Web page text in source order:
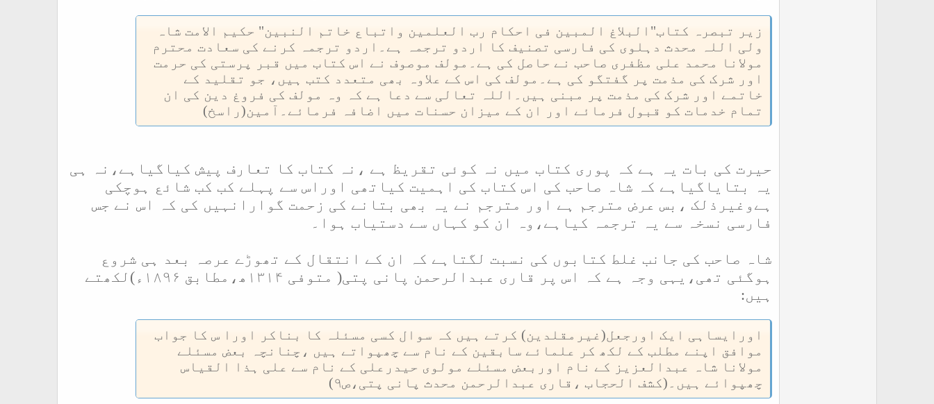
زیر تبصرہ کتاب"البلاغ المبین فی احکام رب العلمین واتباع خاتم النبین" حکیم الامت شاہ
ولی اللہ محدث دہلوی کی فارسی تصنیف کا اردو ترجمہ ہے۔اردو ترجمہ کرنے کی سعادت محترم
مولانا محمد علی مظفری صاحب نے حاصل کی ہے۔مولف موصوف نے اس کتاب میں قبر پرستی کی حرمت
اور شرک کی مذمت پر گفتگو کی ہے۔مولف کی اس کے علاوہ بھی متعدد کتب ہیں، جو تقلید کے
خاتمے اور شرک کی مذمت پر مبنی ہیں۔اللہ تعالی سے دعا ہے کہ وہ مولف کی فروغ دین کی ان
تمام خدمات کو قبول فرمائے اور ان کے میزان حسنات میں اضافہ فرمائے۔آمین(راسخ)
حیرت کی بات یہ ہے کہ پوری کتاب میں نہ کوئی تقریظ ہے ،نہ کتاب کا تعارف پیش کیاگیاہے،نہ ہی
یہ بتایاگیاہے کہ شاہ صاحب کی اس کتاب کی اہمیت کیاتھی اوراس سے پہلے کب کب شائع ہوچکی
ہےوغیرذلک ،بس عرض مترجم ہے اور مترجم نے یہ بھی بتانے کی زحمت گوارانہیں کی کہ اس نے جس
فارسی نسخہ سے یہ ترجمہ کیاہے،وہ ان کو کہاں سے دستیاب ہوا۔
شاہ صاحب کی جانب غلط کتابوں کی نسبت لگتاہے کہ ان کے انتقال کے تھوڑے عرصہ بعد ہی شروع
ہوگئی تھی،یہی وجہ ہے کہ اس پر قاری عبدالرحمن پانی پتی(
متوفی ۱۳۱۴ھ،مطابق ۱۸۹۶ء)لکھتے
ہیں:
اورایساہی ایک اورجعل(غیرمقلدین) کرتے ہیں کہ سوال کسی مسئلہ کا بناکر اورا س کا جواب
موافق اپنے مطلب کے لکھ کر علمائے سابقین کے نام سے چھپواتے ہیں ،چنانچہ بعض مسئلے
مولانا شاہ عبدالعزیز کے نام اوربعض مسئلے مولوی حیدرعلی کے نام سے علی ہذا القیاس
چھپوائے ہیں۔ (کشف الحجاب ،قاری عبدالرحمن محدث پانی پتی،ص۹ )